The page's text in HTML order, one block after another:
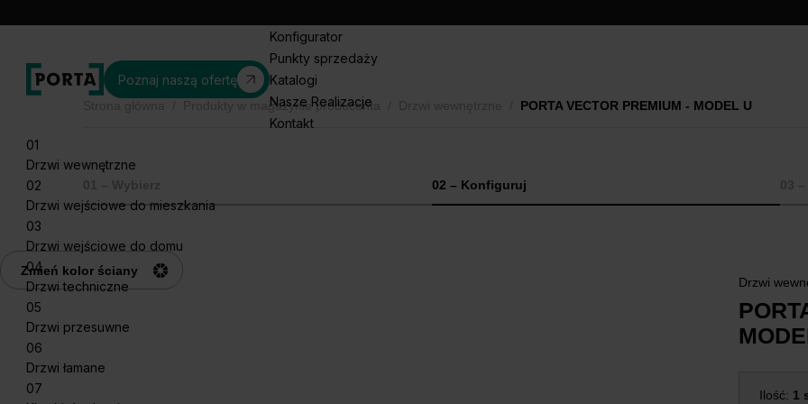
Poznaj naszą ofertę
Konfigurator
Punkty sprzedaży
Katalogi
Nasze Realizacje
Kontakt
01
Drzwi wewnętrzne
02
Drzwi wejściowe do mieszkania
03
Drzwi wejściowe do domu
04
Drzwi techniczne
05
Drzwi przesuwne
06
Drzwi łamane
07
Produkty w magazynie producenta PORTA VECTOR PREMIUM - MODEL U
02 – Konfiguruj
Zmień kolor ściany
Drzwi
Ilość: 1